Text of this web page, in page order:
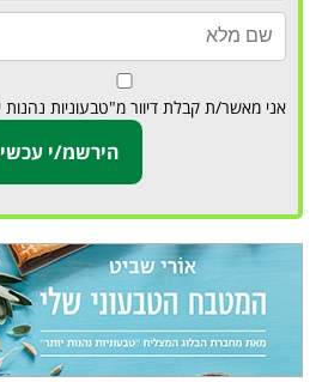
אני מאשר/ת קבלת דיוור מ"טבעוניות נהנות